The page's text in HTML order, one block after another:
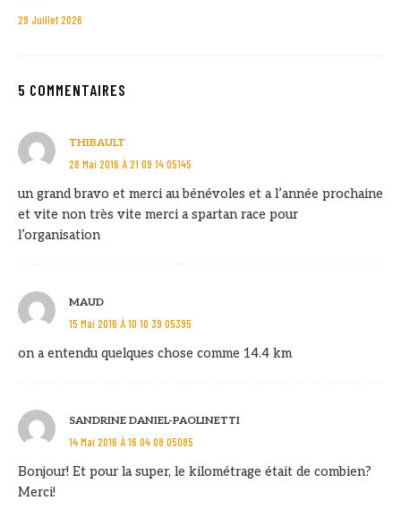
29 Juillet 2026
5 COMMENTAIRES
THIBAULT
28 Mai 2016 À 21 09 14 05145
un grand bravo et merci au bénévoles et a l’année prochaine
et vite non très vite merci a spartan race pour
l’organisation
MAUD
15 Mai 2016 À 10 10 39 05395
on a entendu quelques chose comme 14.4 km
SANDRINE DANIEL-PAOLINETTI
14 Mai 2016 À 16 04 08 05085
Bonjour! Et pour la super, le kilométrage était de combien?
Merci!